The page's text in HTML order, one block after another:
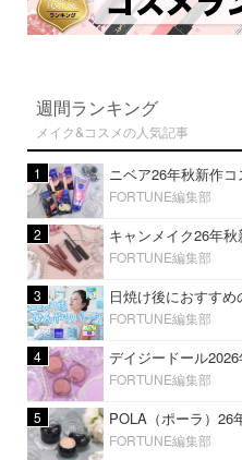
週間ランキング
メイク&コスメの人気記事
1
FORTUNE編集部
2
FORTUNE編集部
3
FORTUNE編集部
4
FORTUNE編集部
5
FORTUNE編集部